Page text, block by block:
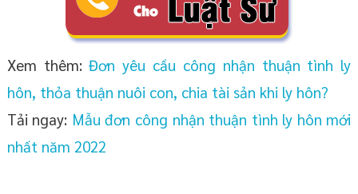
Xem thêm:Đơn yêu cầu công nhận thuận tình ly
hôn, thỏa thuận nuôi con, chia tài sản khi ly hôn?
Tải ngay: Mẫu đơn công nhận thuận tình ly hôn mới
nhất năm 2022